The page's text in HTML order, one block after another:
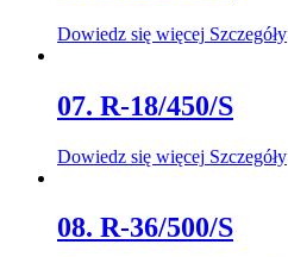
Dowiedz się więcej Szczegóły
07. R-18/450/S
Dowiedz się więcej Szczegóły
08. R-36/500/S